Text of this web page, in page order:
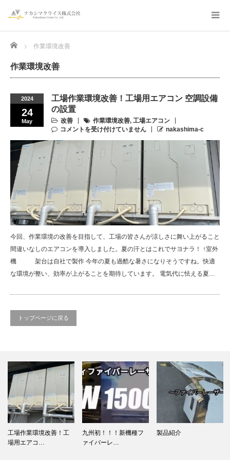
Home 作業環境改善
作業環境改善
2024
24
May
工場作業環境改善！工場用エアコン 空調設備
の設置
改善 作業環境改善, 工場エアコン
コメントを受け付けていません
nakashima-c
今回、作業環境の改善を目指して、工場の皆さんが涼しさに舞い上がること
間違いなしのエアコンを導入しました。夏の汗とはこれでサヨナラ！ ↑室外
機 架台は自社で製作 今年の夏も過酷な暑さになりそうですね。快適
な環境が整い、効率が上がることを期待しています。 電気代に怯える夏…
トップページに戻る
工場作業環境改善！工
場用エアコ…
九州初！！！新機種フ
ァイバーレ…
製品紹介